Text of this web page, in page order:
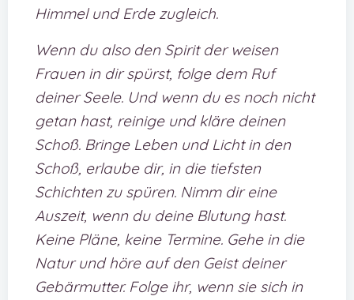
Himmel und Erde zugleich.
Wenn du also den Spirit der weisen
Frauen in dir spürst, folge dem Ruf
deiner Seele. Und wenn du es noch nicht
getan hast, reinige und kläre deinen
Schoß. Bringe Leben und Licht in den
Schoß, erlaube dir, in die tiefsten
Schichten zu spüren. Nimm dir eine
Auszeit, wenn du deine Blutung hast.
Keine Pläne, keine Termine. Gehe in die
Natur und höre auf den Geist deiner
Gebärmutter. Folge ihr, wenn sie sich in